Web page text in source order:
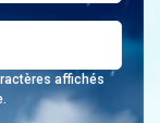
affichés